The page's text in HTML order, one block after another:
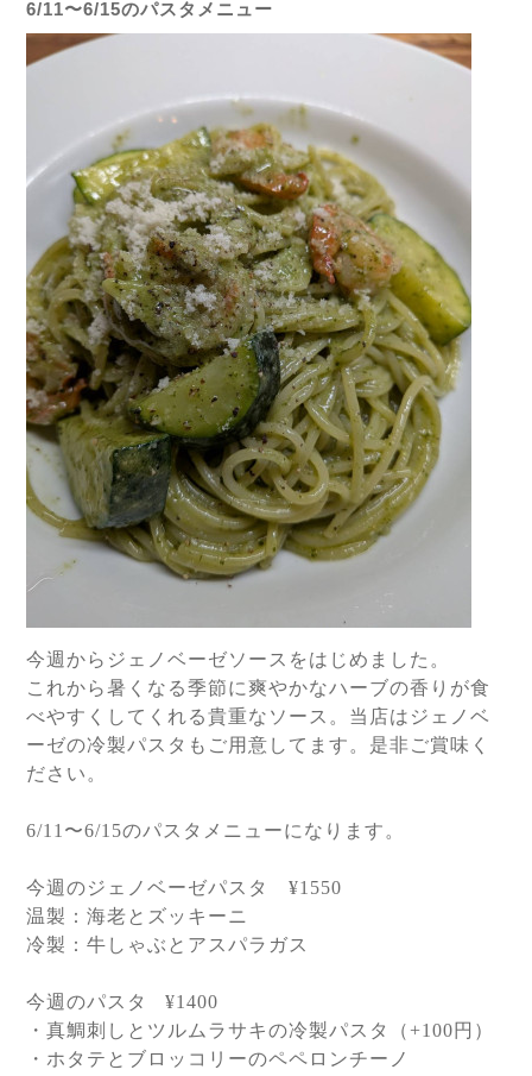
6/11〜6/15のパスタメニュー
今週からジェノベーゼソースをはじめました。
これから暑くなる季節に爽やかなハーブの香りが食
べやすくしてくれる貴重なソース。当店はジェノベ
ーゼの冷製パスタもご用意してます。是非ご賞味く
ださい。
6/11 〜6/15のパスタメニューになります。
今週のジェノベーゼパスタ ¥1550
温製：海老とズッキーニ
冷製：牛しゃぶとアスパラガス
今週のパスタ
¥1400
・真鯛刺しとツルムラサキの冷製パスタ（+100 円）
・ホタテとブロッコリーのペペロンチーノ